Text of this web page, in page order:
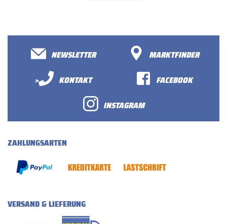
NEWSLETTER
MARKTFINDER
>
KONTAKT
FACEBOOK
INSTAGRAM
ZAHLUNGSARTEN
VERSAND & LIEFERUNG